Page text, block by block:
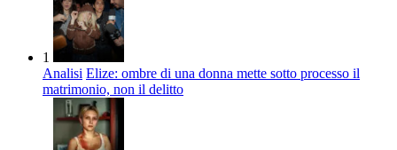
1
Analisi Elize: ombre di una donna mette sotto processo il
matrimonio, non il delitto